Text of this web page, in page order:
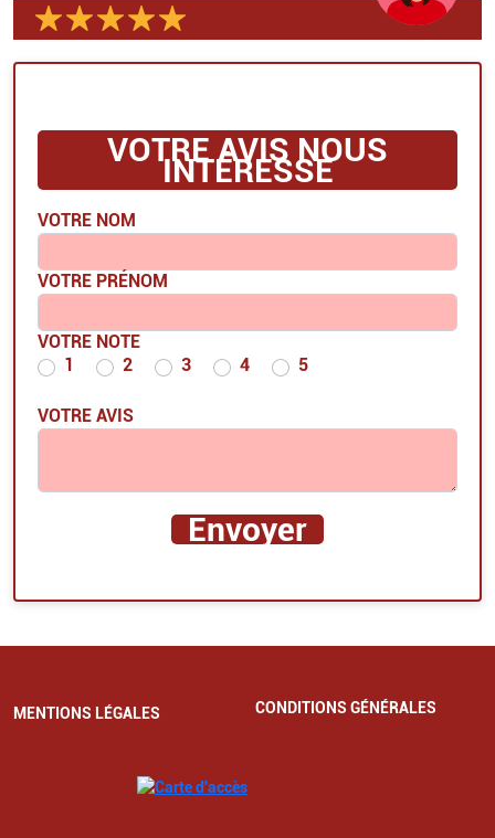
VOTRE AVIS NOUS
INTÉRESSE
VOTRE NOM
VOTRE PRÉNOM
VOTRE NOTE
1
2 3 4 5
VOTRE AVIS
MENTIONS LÉGALES CONDITIONS GÉNÉRALES